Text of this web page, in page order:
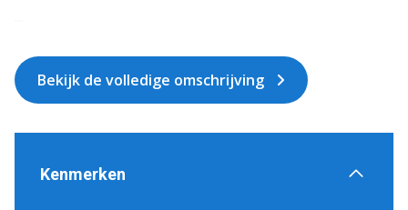
Bekijk de volledige omschrijving
Kenmerken